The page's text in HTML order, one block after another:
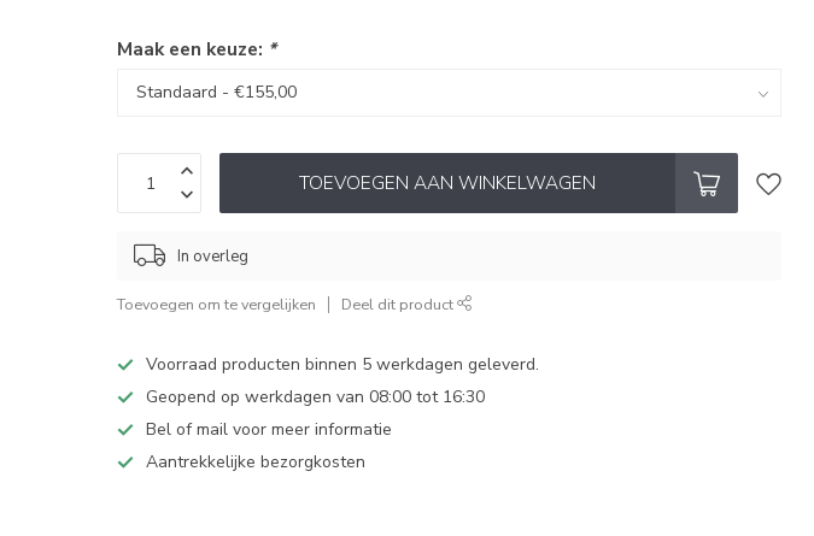
Maak een keuze: *
TOEVOEGEN AAN WINKELWAGEN
In overleg
Toevoegen om te vergelijken Deel dit product
Voorraad producten binnen 5 werkdagen geleverd.
Geopend op werkdagen van 08:00 tot 16:30
Bel of mail voor meer informatie
Aantrekkelijke bezorgkosten